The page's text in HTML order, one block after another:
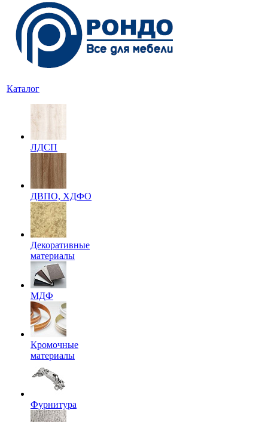
Каталог
ЛДСП
ДВПО, ХДФО
Декоративные
материалы
МДФ
Кромочные
материалы
Фурнитура